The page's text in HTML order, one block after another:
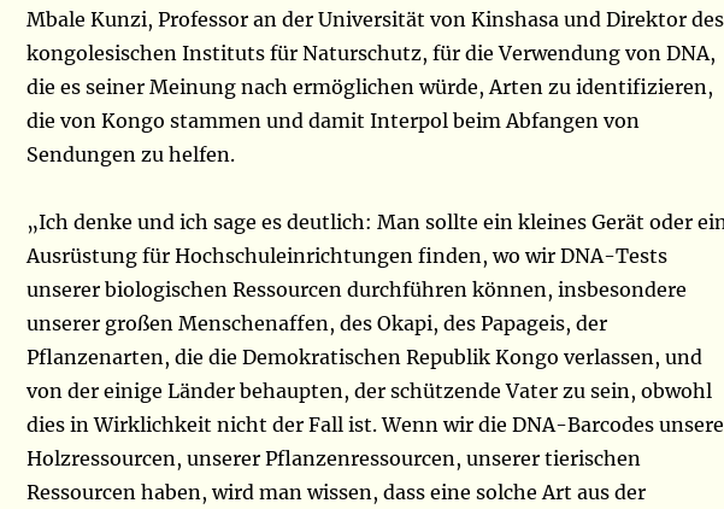
Mbale Kunzi, Professor an der Universität von Kinshasa und Direktor des
kongolesischen Instituts für Naturschutz, für die Verwendung von DNA,
die es seiner Meinung nach ermöglichen würde, Arten zu identifizieren,
die von Kongo stammen und damit Interpol beim Abfangen von
Sendungen zu helfen.
„Ich denke und ich sage es deutlich: Man sollte ein kleines Gerät oder
Ausrüstung für Hochschuleinrichtungen finden, wo wir DNA-Tests
unserer biologischen Ressourcen durchführen können, insbesondere
unserer großen Menschenaffen, des Okapi, des Papageis, der
Pflanzenarten, die die Demokratischen Republik Kongo verlassen, und
von der einige Länder behaupten, der schützende Vater zu sein, obwohl
dies in Wirklichkeit nicht der Fall ist. Wenn wir die DNA-Barcodes
Holzressourcen, unserer Pflanzenressourcen, unserer tierischen
Ressourcen haben, wird man wissen, dass eine solche Art aus der